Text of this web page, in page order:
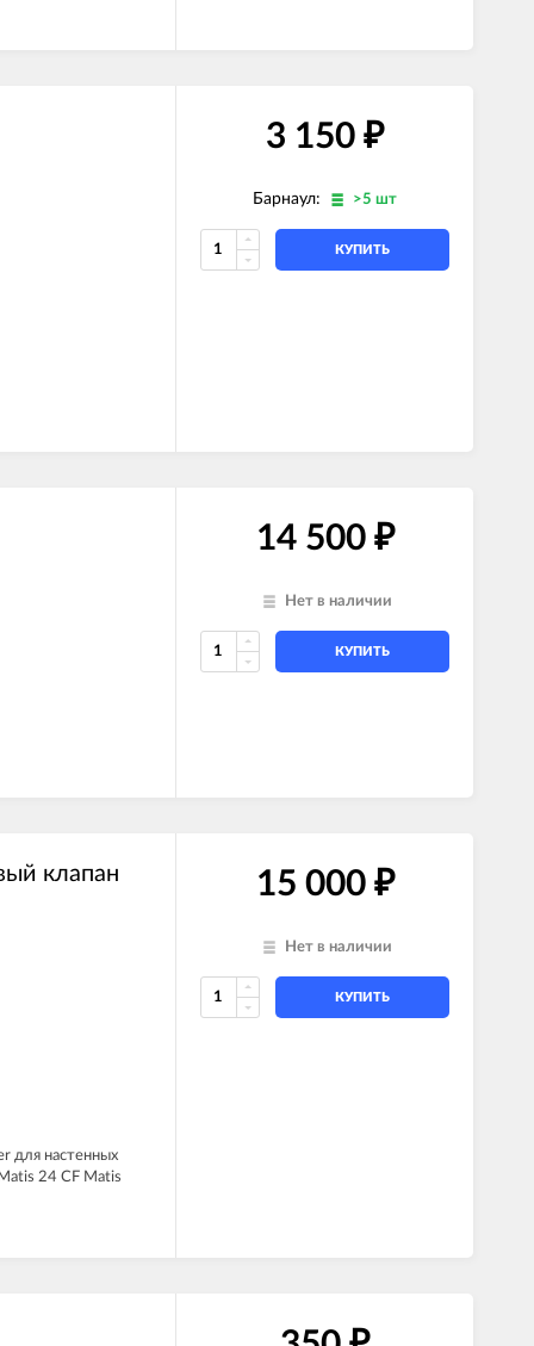
3 150 ₽
Барнаул: >5 шт
КУПИТЬ
14 500 ₽
Нет в наличии
КУПИТЬ
клапан
для настенных
24 CF Matis
15 000 ₽
Нет в наличии
КУПИТЬ